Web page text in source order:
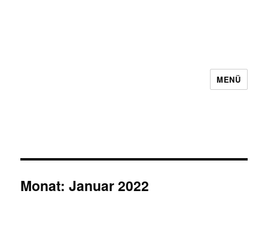
MENÜ
Monat:Januar 2022